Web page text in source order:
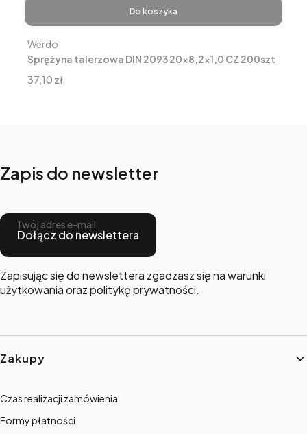
Do koszyka
Sprężyna talerzowa DIN 2093 20x8,2x1,0 CZ 200szt
Producent
Werdo
Cena
37,10 zł
Zapis do newsletter
Twój adres e-mail
Dołącz do newslettera
Zapisując się do newslettera zgadzasz się na warunki
użytkowania oraz politykę prywatności.
Linki w stopce
Zakupy
Czas realizacji zamówienia
Formy płatności